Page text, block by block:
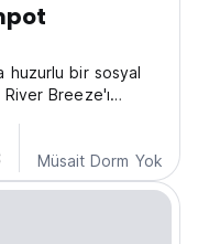
huzurlu bir sosyal
Breeze'ı
eğitimi
language)
Müsait Dorm Yok